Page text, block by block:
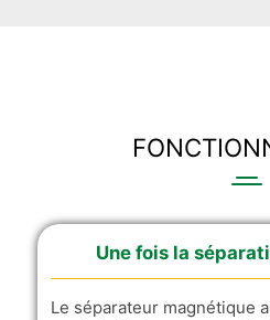
Une fois la
Le séparateur magnétique